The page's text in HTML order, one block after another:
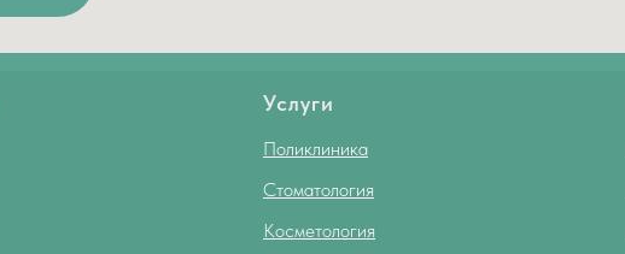
Услуги
Поликлиника
Стоматология
Косметология